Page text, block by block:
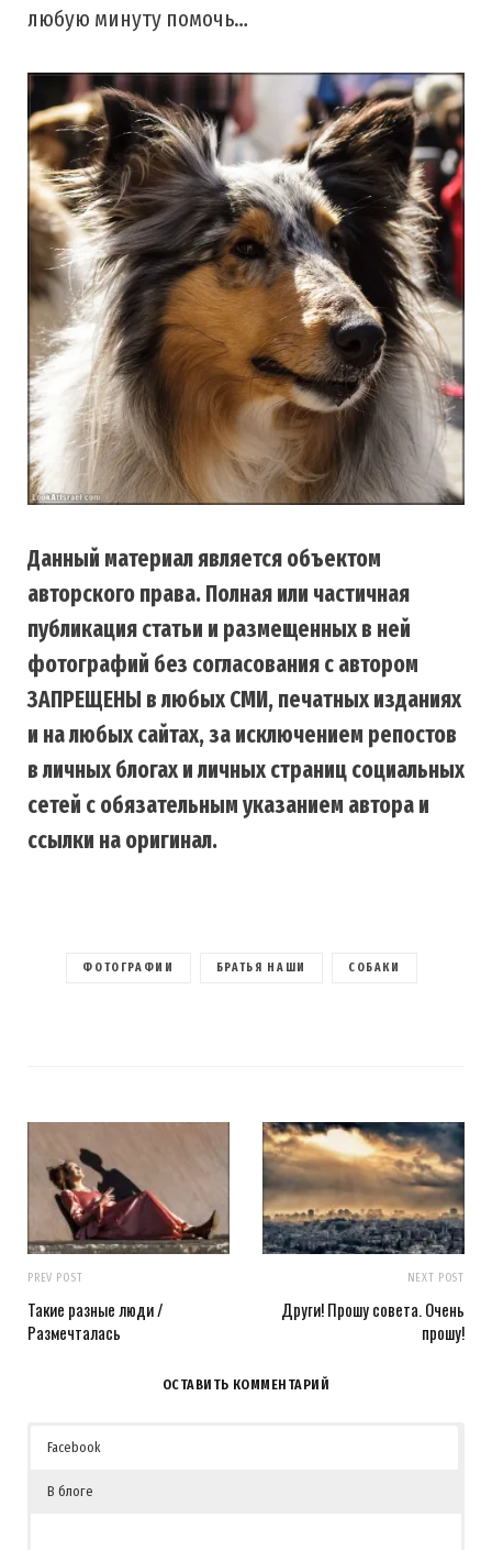
любую минуту помочь…
Данный материал является объектом
авторского права. Полная или частичная
публикация статьи и размещенных в ней
фотографий без согласования с автором
ЗАПРЕЩЕНЫ в любых СМИ, печатных изданиях
и на любых сайтах, за исключением репостов
в личных блогах и личных страниц социальных
сетей с обязательным указанием автора и
ссылки на оригинал.
ФОТОГРАФИИ БРАТЬЯ НАШИ СОБАКИ
PREV POST
Такие разные люди /
Размечталась
NEXT POST
Други! Прошу совета. Очень
прошу!
ОСТАВИТЬ КОММЕНТАРИЙ
Facebook
В блоге